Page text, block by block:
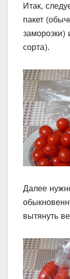
Итак,
пакет
заморозки)
сорта).
Далее
вытянуть